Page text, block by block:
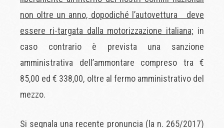
non oltre un anno, dopodiché l’autovettura deve
essere ri-targata dalla motorizzazione italiana; in
caso contrario è prevista una sanzione
amministrativa dell’ammontare compreso tra €
85,00 ed € 338,00, oltre al fermo amministrativo del
mezzo.
Si segnala una recente pronuncia (la n. 265/2017)